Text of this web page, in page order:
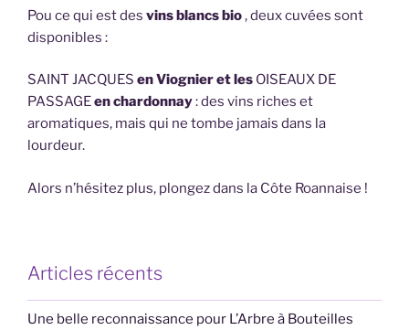
Pou ce qui est des vins blancs bio , deux cuvées sont
disponibles :
SAINT JACQUES en Viognier et les OISEAUX DE
PASSAGEen chardonnay: des vins riches et
aromatiques, mais qui ne tombe jamais dans la
lourdeur.
Alors n’hésitez plus, plongez dans la Côte Roannaise !
Articles récents
Une belle reconnaissance pour L’Arbre à Bouteilles